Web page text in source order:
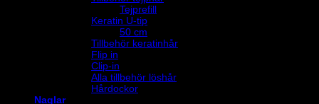
Tejprefill
Keratin U-tip
50 cm
Tillbehör keratinhår
Flip in
Clip-in
Alla tillbehör löshår
Hårdockor
Naglar